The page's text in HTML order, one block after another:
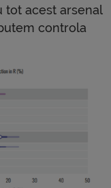
tot acest arsenal
controla